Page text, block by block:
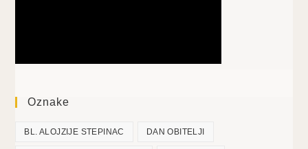
Oznake
BL. ALOJZIJE STEPINAC DAN OBITELJI